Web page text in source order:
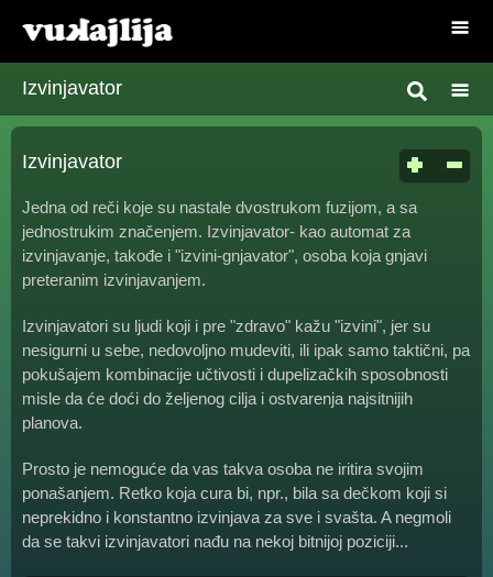
Izvinjavator
Izvinjavator
Jedna od reči koje su nastale dvostrukom fuzijom, a sa
jednostrukim značenjem. Izvinjavator- kao automat za
izvinjavanje, takođe i "izvini-gnjavator", osoba koja gnjavi
preteranim izvinjavanjem.
Izvinjavatori su ljudi koji i pre "zdravo" kažu "izvini", jer su
nesigurni u sebe, nedovoljno mudeviti, ili ipak samo taktični, pa
pokušajem kombinacije učtivosti i dupelizačkih sposobnosti
misle da će doći do željenog cilja i ostvarenja najsitnijih
planova.
Prosto je nemoguće da vas takva osoba ne iritira svojim
ponašanjem. Retko koja cura bi, npr., bila sa dečkom koji si
neprekidno i konstantno izvinjava za sve i svašta. A negmoli
da se takvi izvinjavatori nađu na nekoj bitnijoj poziciji...